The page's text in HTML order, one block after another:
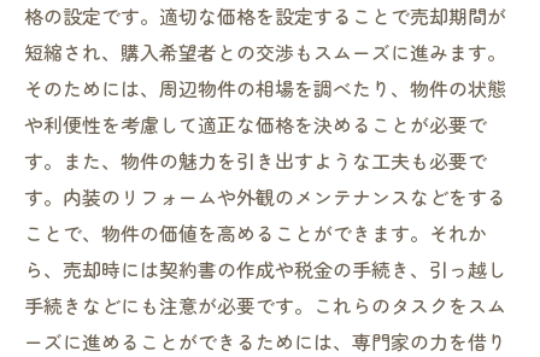
格の設定です。適切な価格を設定することで売却期間が
短縮され、購入希望者との交渉もスムーズに進みます。
そのためには、周辺物件の相場を調べたり、物件の状態
や利便性を考慮して適正な価格を決めることが必要で
す。また、物件の魅力を引き出すような工夫も必要で
す。内装のリフォームや外観のメンテナンスなどをする
ことで、物件の価値を高めることができます。それか
ら、売却時には契約書の作成や税金の手続き、引っ越し
手続きなどにも注意が必要です。これらのタスクをスム
ーズに進めることができるためには、専門家の力を借り